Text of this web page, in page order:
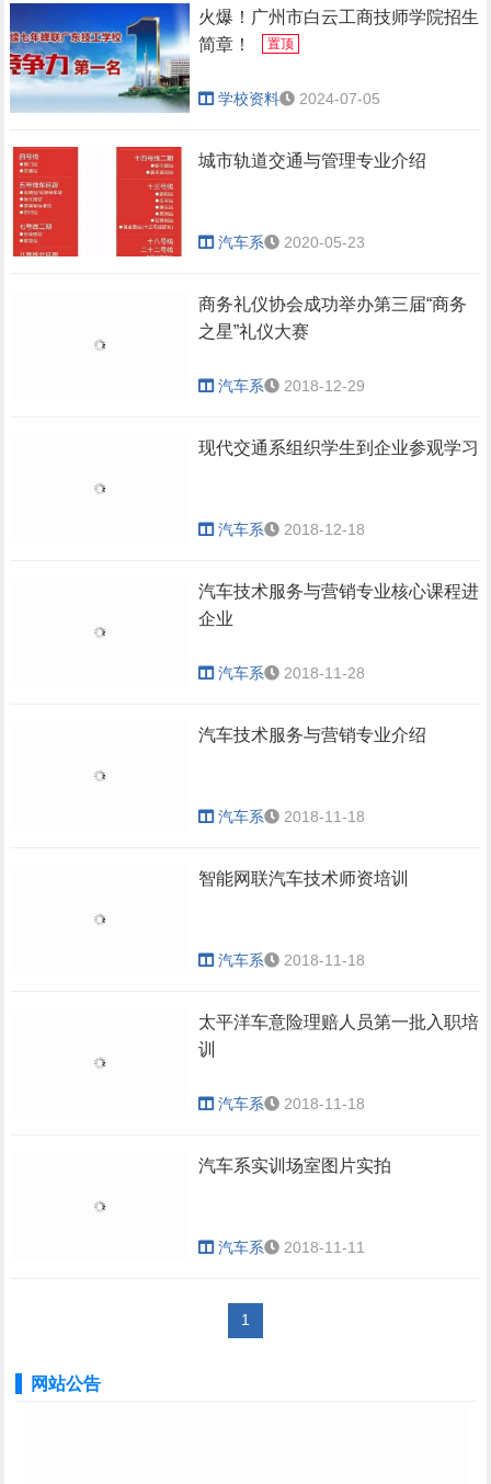
火爆！广州市白云工商技师学院招生
简章！
置顶
学校资料 2024-07-05
城市轨道交通与管理专业介绍
汽车系 2020-05-23
商务礼仪协会成功举办第三届“商务
之星”礼仪大赛
汽车系 2018-12-29
现代交通系组织学生到企业参观学习
汽车系 2018-12-18
汽车技术服务与营销专业核心课程进
企业
汽车系 2018-11-28
汽车技术服务与营销专业介绍
汽车系 2018-11-18
智能网联汽车技术师资培训
汽车系 2018-11-18
太平洋车意险理赔人员第一批入职培
训
汽车系 2018-11-18
汽车系实训场室图片实拍
汽车系 2018-11-11
1
网站公告